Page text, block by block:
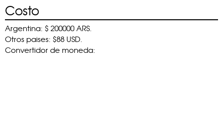
Costo
Argentina: $ 200000 ARS.
Otros paises: $88 USD.
Convertidor de moneda: